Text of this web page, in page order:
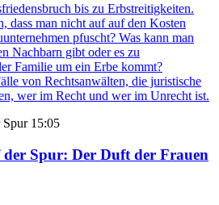
bis zu Erbstreitigkeiten.
dass man nicht auf auf den Kosten
pfuscht? Was kann man
Nachbarn gibt oder es zu
Familie um ein Erbe kommt?
von Rechtsanwälten, die juristische
wer im Recht und wer im Unrecht ist.
15:05
der Spur: Der Duft der Frauen